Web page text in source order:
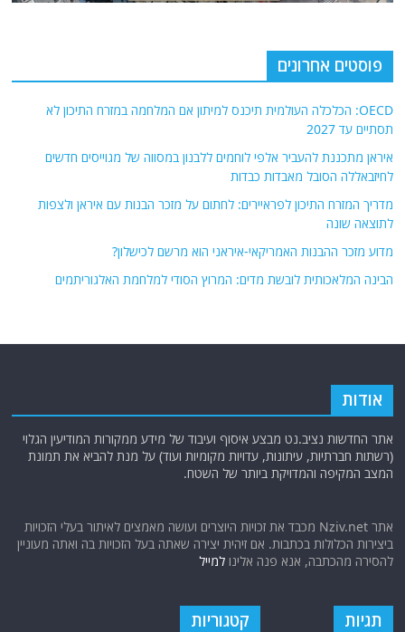
פוסטים אחרונים
OECD: הכלכלה העולמית תיכנס למיתון אם המלחמה במזרח התיכון לא
תסתיים עד 2027
איראן מתכננת להעביר אלפי לוחמים ללבנון במסווה של מגוייסים חדשים
לחיזבאללה הסובל מאבדות כבדות
מדריך המזרח התיכון לפראיירים: לחתום על מזכר הבנות עם איראן ולצפות
לתוצאה שונה
מדוע מזכר ההבנות האמריקאי-איראני הוא מרשם לכישלון?
הבינה המלאכותית לובשת מדים: המרוץ הסודי למלחמת האלגוריתמים
אודות
אתר החדשות נציב.נט מבצע איסוף ועיבוד של מידע ממקורות המודיעין הגלוי
(רשתות חברתיות, עיתונות, עדויות מקומיות ועוד) על מנת להביא את תמונת
המצב המקיפה והמדויקת ביותר של השטח.
אתר Nziv.net מכבד את זכויות היוצרים ועושה מאמצים לאיתור בעלי הזכויות
ביצירות הכלולות בכתבות. אם זיהית יצירה שאתה בעל הזכויות בה ואתה מעוניין
להסירה מהכתבה, אנא פנה אלינולמייל
תגיות קטגוריות